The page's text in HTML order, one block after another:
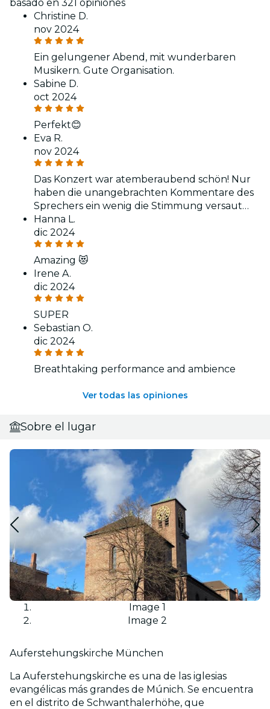
basado en 321 opiniones
Christine D.
nov 2024
Ein gelungener Abend, mit wunderbaren
Musikern. Gute Organisation.
Sabine D.
oct 2024
Perfekt😊
Eva R.
nov 2024
Das Konzert war atemberaubend schön! Nur
haben die unangebrachten Kommentare des
Sprechers ein wenig die Stimmung versaut…
Hanna L.
dic 2024
Amazing 😻
Irene A.
dic 2024
SUPER
Sebastian O.
dic 2024
Breathtaking performance and ambience
Ver todas las opiniones
Sobre el lugar
Image 1
Image 2
Auferstehungskirche München
La Auferstehungskirche es una de las iglesias
evangélicas más grandes de Múnich. Se encuentra
en el distrito de Schwanthalerhöhe, que